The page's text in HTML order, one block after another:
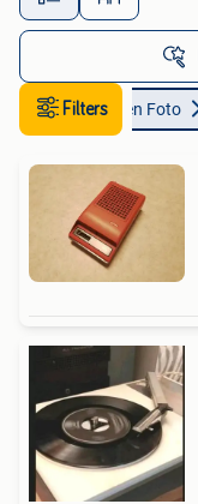
Filters
Audio, Tv en Foto